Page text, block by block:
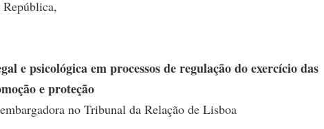
e psicológica em processos de regulação do exercício das
e proteção
no Tribunal da Relação de Lisboa